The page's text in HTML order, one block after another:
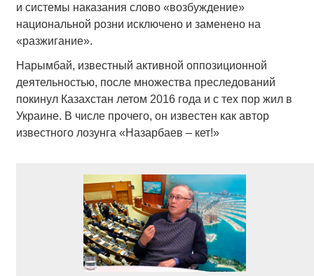
и системы наказания слово «возбуждение»
национальной розни исключено и заменено на
«разжигание».
Нарымбай, известный активной оппозиционной
деятельностью, после множества преследований
покинул Казахстан летом 2016 года и с тех пор жил в
Украине. В числе прочего, он известен как автор
известного лозунга «Назарбаев – кет!»